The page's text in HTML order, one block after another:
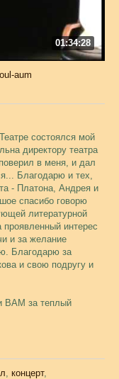
01:34:28
aum
состоялся мой
директору театра
в меня, и дал
Благодарю и тех,
- Платона, Андрея и
спасибо говорю
литературной
проявленный интерес
и за желание
Благодарю за
и свою подругу и
ВАМ за теплый
, концерт,